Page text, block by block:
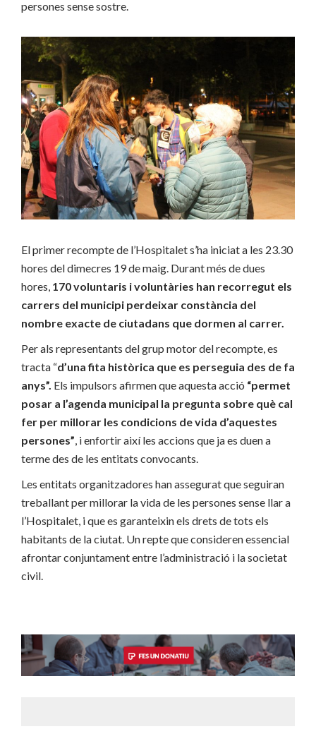
persones sense sostre.
El primer recompte de l’Hospitalet s’ha iniciat a les 23.30
hores del dimecres 19 de maig. Durant més de dues
hores, 170 voluntaris i voluntàries han recorregut els
carrers del municipi perdeixar constància del
nombre exacte de ciutadans que dormen al carrer.
Per als representants del grup motor del recompte, es
tracta “d’una fita històrica que es perseguia des de fa
anys”. Els impulsors afirmen que aquesta acció “permet
posar a l’agenda municipal la pregunta sobre què cal
fer per millorar les condicions de vida d’aquestes
persones” , i enfortir així les accions que ja es duen a
terme des de les entitats convocants.
Les entitats organitzadores han assegurat que seguiran
treballant per millorar la vida de les persones sense llar a
l’Hospitalet, i que es garanteixin els drets de tots els
habitants de la ciutat. Un repte que consideren essencial
afrontar conjuntament entre l’administració i la societat
civil.